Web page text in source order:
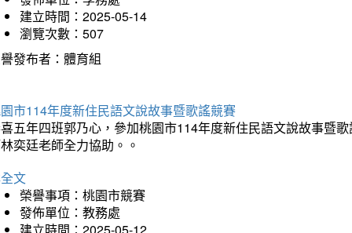
建立時間：2025-05-14
瀏覽次數：507
發布者：體育組
市114年度新住民語文說故事暨歌謠競賽
五年四班郭乃心，參加桃園市114年度新住民語文說故事暨
奕廷老師全力協助。。
文
榮譽事項：桃園市競賽
發佈單位：教務處